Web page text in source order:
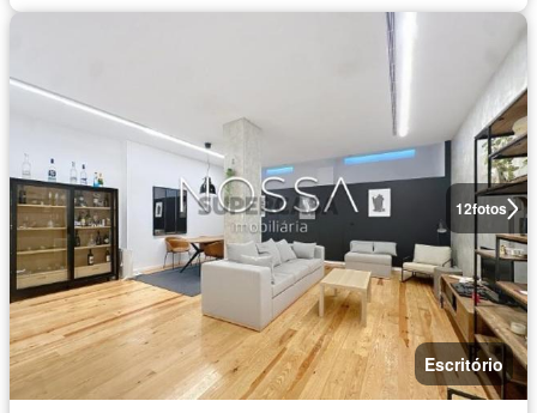
12fotos
Escritório